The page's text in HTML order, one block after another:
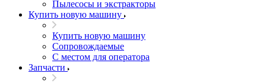
Пылесосы и экстракторы
Купить новую машину
Купить новую машину
Сопровождаемые
С местом для оператора
Запчасти